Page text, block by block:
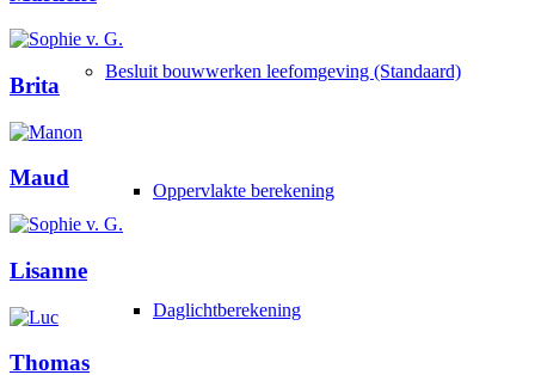
Besluit bouwwerken leefomgeving (Standaard)
Oppervlakte berekening
Daglichtberekening
Brita
Maud
Lisanne
Thomas